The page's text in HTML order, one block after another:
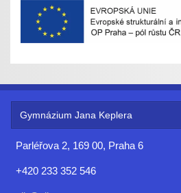
Gymnázium Jana Keplera
Parléřova 2, 169 00, Praha 6
+420 233 352 546